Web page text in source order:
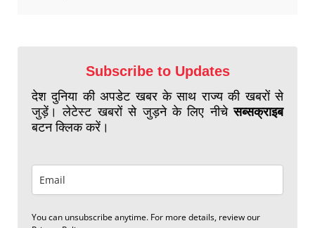
Subscribe to Updates
देश दुनिया की अपडेट खबर के साथ राज्य की खबरों से
जुड़ें। लेटेस्ट खबरों से जुड़ने के लिए नीचेसब्सक्राइब
बटन क्लिक करें।
You can unsubscribe anytime. For more details, review our